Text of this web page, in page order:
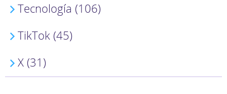
Tecnología (106)
TikTok (45)
X (31)